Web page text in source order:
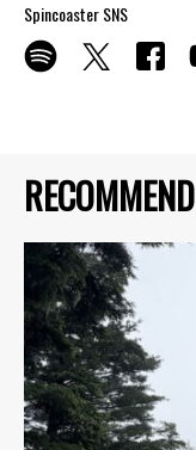
RECOMMEND
Spincoaster SNS